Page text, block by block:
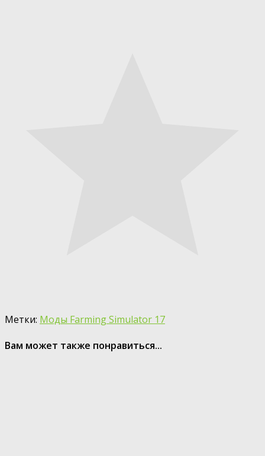
Метки: Моды Farming Simulator 17
Вам может также понравиться...